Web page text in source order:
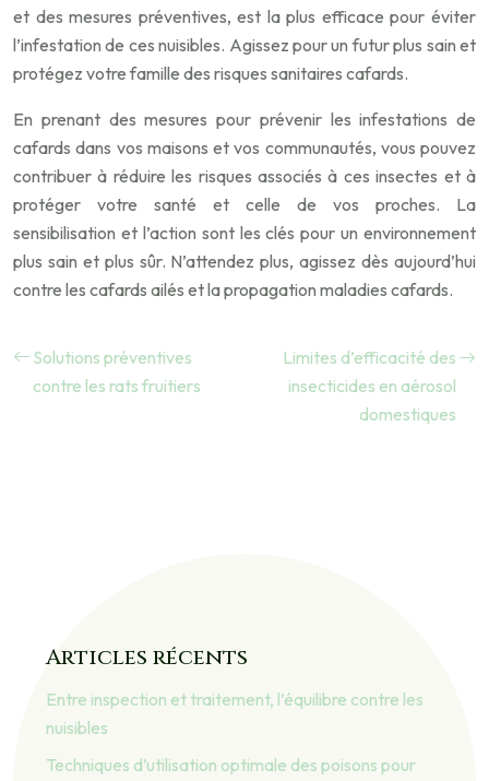
et des mesures préventives, est la plus efficace pour éviter
l’infestation de ces nuisibles. Agissez pour un futur plus sain et
protégez votre famille des risques sanitaires cafards.
En prenant des mesures pour prévenir les infestations de
cafards dans vos maisons et vos communautés, vous pouvez
contribuer à réduire les risques associés à ces insectes et à
protéger votre santé et celle de vos proches. La
sensibilisation et l’action sont les clés pour un environnement
plus sain et plus sûr. N’attendez plus, agissez dès aujourd’hui
contre les cafards ailés et la propagation maladies cafards.
Solutions préventives
contre les rats fruitiers
Limites d’efficacité des
insecticides en aérosol
domestiques
Articles récents
Entre inspection et traitement, l’équilibre contre les
nuisibles
Techniques d’utilisation optimale des poisons pour